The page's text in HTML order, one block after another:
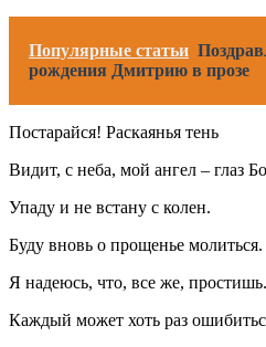
Популярные статьи
рождения Дмитрию в прозе
Постарайся! Раскаянья тень
Видит, с неба, мой ангел – глаз
Упаду и не встану с колен.
Буду вновь о прощенье молиться.
Я надеюсь, что, все же, простишь.
Каждый может хоть раз